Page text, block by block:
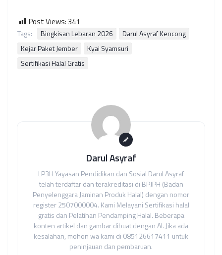
Post Views:341
Tags: Bingkisan Lebaran 2026
Darul Asyraf Kencong
Kejar Paket Jember
Kyai Syamsuri
Sertifikasi Halal Gratis
Darul Asyraf
LP3H Yayasan Pendidikan dan Sosial Darul Asyraf
telah terdaftar dan terakreditasi di BPJPH (Badan
Penyelenggara Jaminan Produk Halal) dengan nomor
register 2507000004. Kami Melayani Sertifikasi halal
gratis dan Pelatihan Pendamping Halal. Beberapa
konten artikel dan gambar dibuat dengan AI. Jika ada
kesalahan, mohon wa kami di 085126617411 untuk
peninjauan dan pembaruan.